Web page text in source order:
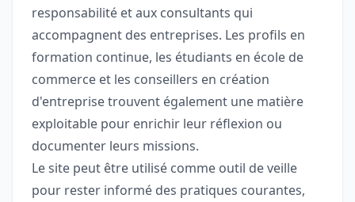
responsabilité et aux consultants qui
accompagnent des entreprises. Les profils en
formation continue, les étudiants en école de
commerce et les conseillers en création
d'entreprise trouvent également une matière
exploitable pour enrichir leur réflexion ou
documenter leurs missions.
Le site peut être utilisé comme outil de veille
pour rester informé des pratiques courantes,